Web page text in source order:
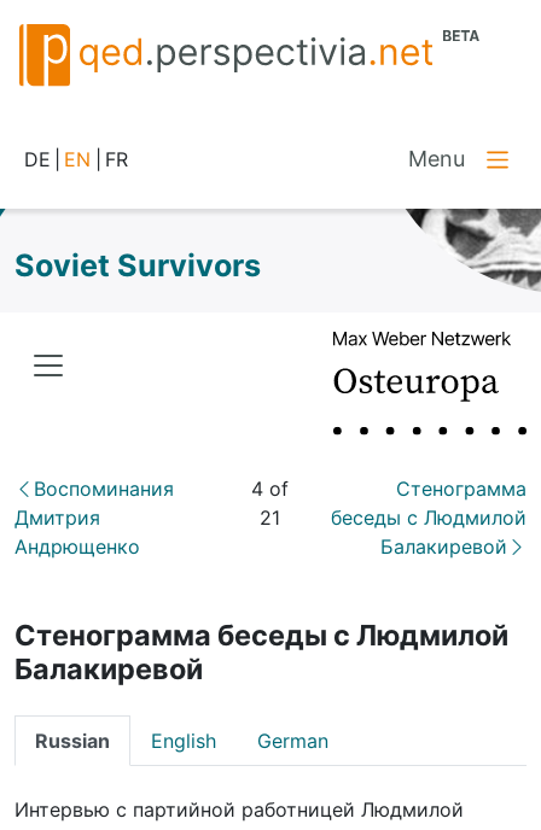
DE EN FR Menu
Soviet Survivors
Воспоминания
Дмитрия
Андрющенко
4 of
21
Стенограмма
беседы с Людмилой
Балакиревой
Стенограмма беседы с Людмилой
Балакиревой
Russian English German
Интервью с партийной работницей Людмилой